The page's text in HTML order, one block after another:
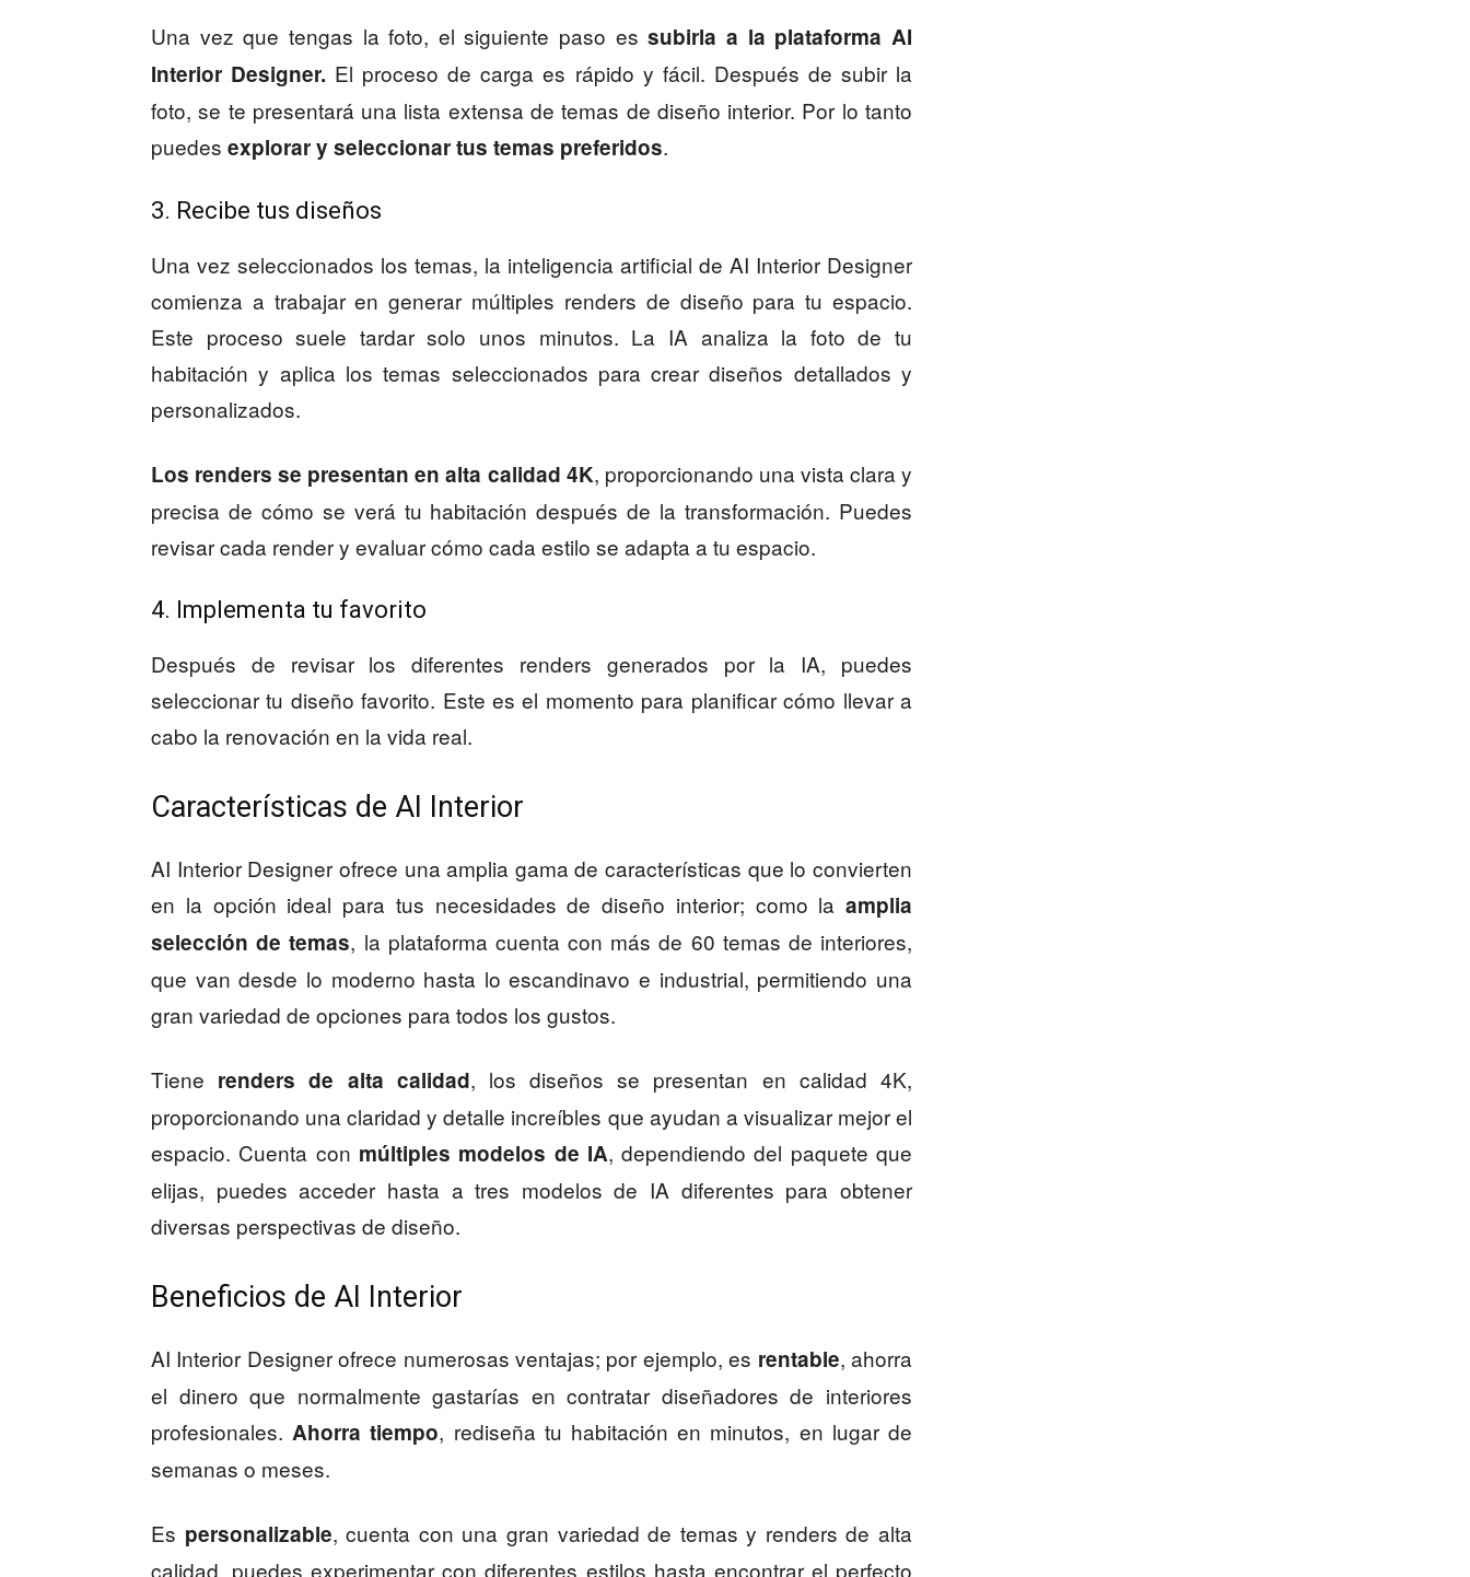
Una vez que tengas la foto, el siguiente paso essubirla a la plataforma AI
Interior Designer. El proceso de carga es rápido y fácil. Después de subir la
foto, se te presentará una lista extensa de temas de diseño interior. Por lo tanto
puedes explorar y seleccionar tus temas preferidos.
3. Recibe tus diseños
Una vez seleccionados los temas, la inteligencia artificial de AI Interior Designer
comienza a trabajar en generar múltiples renders de diseño para tu espacio.
Este proceso suele tardar solo unos minutos. La IA analiza la foto de tu
habitación y aplica los temas seleccionados para crear diseños detallados y
personalizados.
Los renders se presentan en alta calidad 4K, proporcionando una vista clara y
precisa de cómo se verá tu habitación después de la transformación. Puedes
revisar cada render y evaluar cómo cada estilo se adapta a tu espacio.
4. Implementa tu favorito
Después de revisar los diferentes renders generados por la IA, puedes
seleccionar tu diseño favorito. Este es el momento para planificar cómo llevar a
cabo la renovación en la vida real.
Características de AI Interior
AI Interior Designer ofrece una amplia gama de características que lo convierten
en la opción ideal para tus necesidades de diseño interior; como la amplia
selección de temas, la plataforma cuenta con más de 60 temas de interiores,
que van desde lo moderno hasta lo escandinavo e industrial, permitiendo una
gran variedad de opciones para todos los gustos.
Tiene renders de alta calidad, los diseños se presentan en calidad 4K,
proporcionando una claridad y detalle increíbles que ayudan a visualizar mejor el
espacio. Cuenta con múltiples modelos de IA, dependiendo del paquete que
elijas, puedes acceder hasta a tres modelos de IA diferentes para obtener
diversas perspectivas de diseño.
Beneficios de AI Interior
AI Interior Designer ofrece numerosas ventajas; por ejemplo, es rentable, ahorra
el dinero que normalmente gastarías en contratar diseñadores de interiores
profesionales. Ahorra tiempo, rediseña tu habitación en minutos, en lugar de
semanas o meses.
Es personalizable, cuenta con una gran variedad de temas y renders de alta
calidad, puedes experimentar con diferentes estilos hasta encontrar el perfecto